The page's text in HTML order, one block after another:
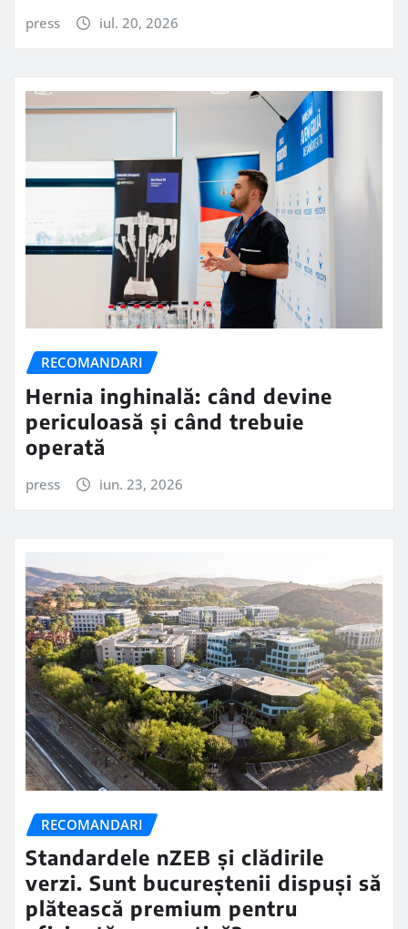
press iul. 20, 2026
RECOMANDARI
Hernia inghinală: când devine
periculoasă și când trebuie
operată
press iun. 23, 2026
RECOMANDARI
Standardele nZEB și clădirile
verzi. Sunt bucureștenii dispuși să
plătească premium pentru